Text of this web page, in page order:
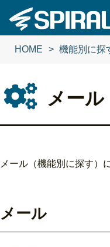
HOME 機能別に探
HOME 機能別に探
メール
メール（機能別に探す）
メール